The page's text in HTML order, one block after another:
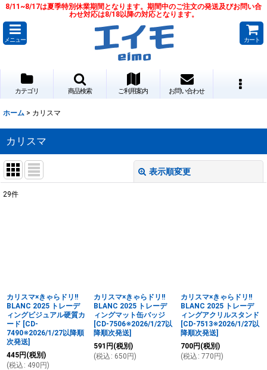
8/11~8/17は夏季特別休業期間となります。期間中のご注文の発送及びお問い合
わせ対応は8/18以降の対応となります。
メニュー カート
カテゴリ 商品検索 ご利用案内 お問い合わせ
ホーム > カリスマ
カリスマ
表示順変更
絞り込む
29件
カリスマ×きゃらドリ!!
BLANC 2025 トレーデ
ィングビジュアル硬質カ
ード [CD-
7490※2026/1/27以降順
次発送]
445円 (税別)
(税込 : 490 円)
カリスマ×きゃらドリ!!
BLANC 2025 トレーデ
ィングマット缶バッジ
[CD-7506※2026/1/27以
降順次発送]
591 円 (税別)
(税込 : 650 円)
カリスマ×きゃらドリ!!
BLANC 2025 トレーデ
ィングアクリルスタンド
[CD-7513※2026/1/27以
降順次発送]
700円 (税別)
(税込 : 770 円)